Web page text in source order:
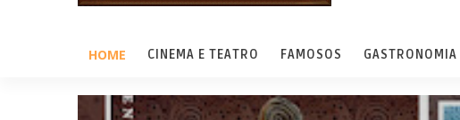
HOME CINEMA E TEATRO FAMOSOS GASTRONOMIA